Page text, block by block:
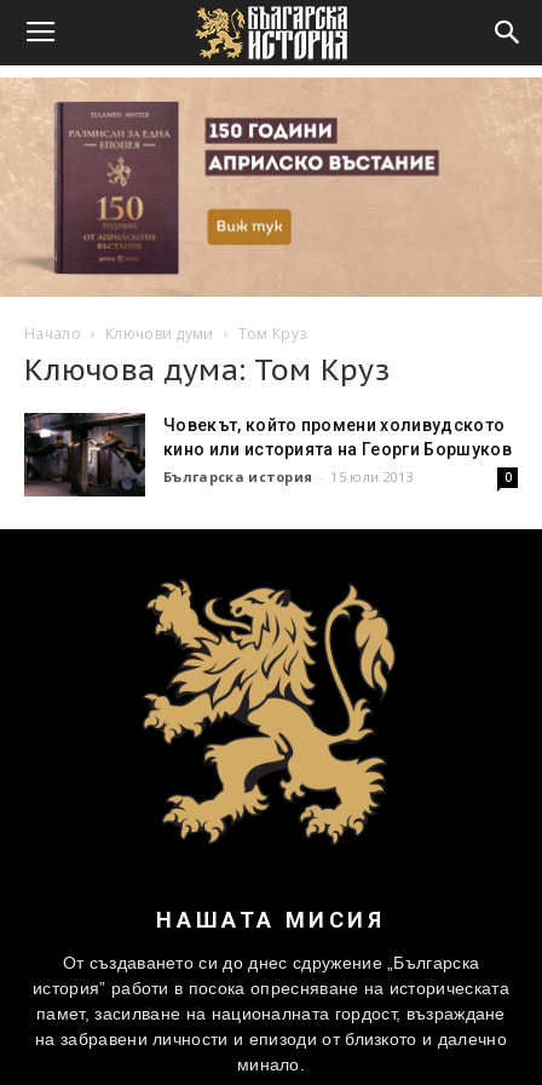
Начало Ключови думи Том Круз
Ключова дума: Том Круз
Човекът, който промени холивудското
кино или историята на Георги Боршуков
Българска история - 15 юли 2013 0
НАШАТА МИСИЯ
От създаването си до днес сдружение „Българска
история” работи в посока опресняване на историческата
памет, засилване на националната гордост, възраждане
на забравени личности и епизоди от близкото и далечно
минало.